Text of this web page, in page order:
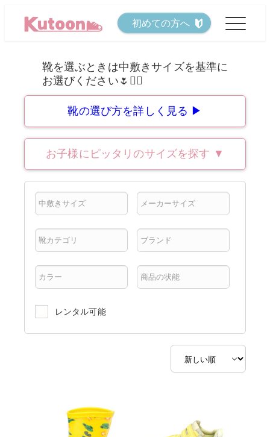
初めての方へ
靴の選び方を詳しく見る ▶
お子様にピッタリのサイズを探す ▼
レンタル可能